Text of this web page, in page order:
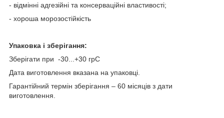
- відмінні адгезійні та консерваційні властивості;
- хороша морозостійкість
Упаковка і зберігання:
Зберігати при -30...+30 грС
Дата виготовлення вказана на упаковці.
Гарантійний термін зберігання – 60 місяців з дати
виготовлення.